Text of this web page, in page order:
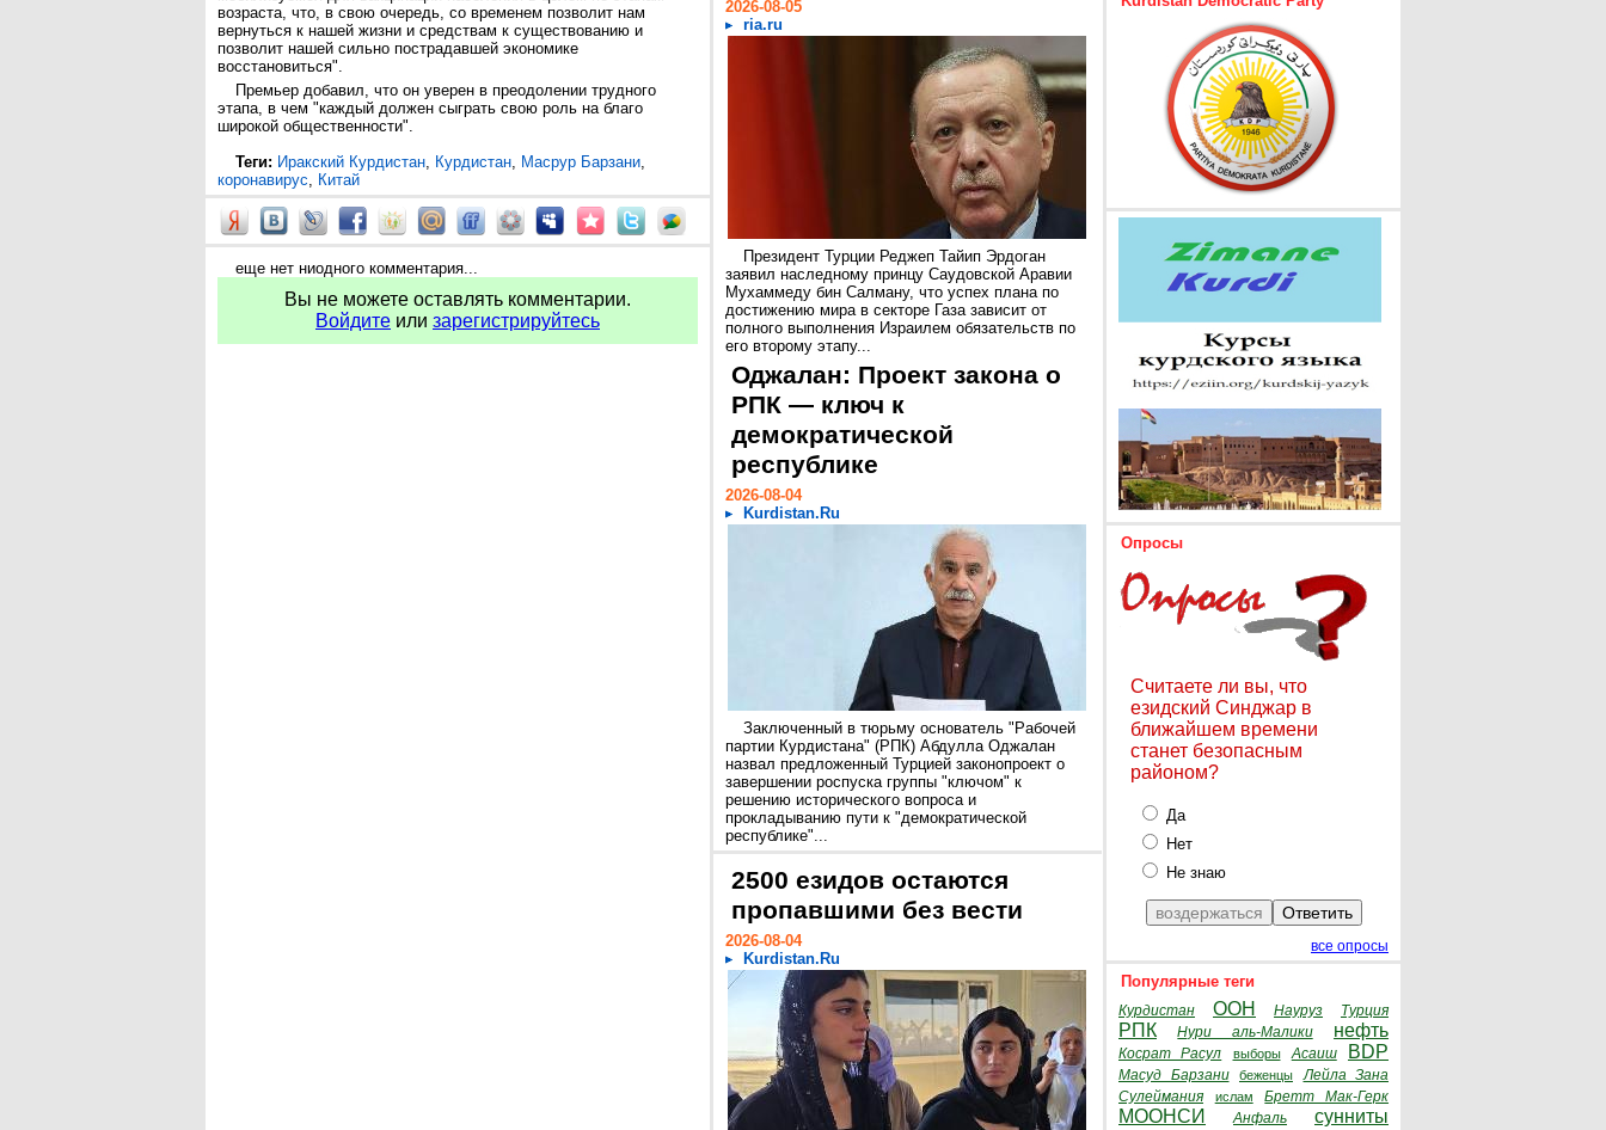
возраста, что, в свою очередь, со временем позволит нам
вернуться к нашей жизни и средствам к существованию и
позволит нашей сильно пострадавшей экономике
восстановиться".
Премьер добавил, что он уверен в преодолении трудного
этапа, в чем "каждый должен сыграть свою роль на благо
широкой общественности".
Теги: Иракский Курдистан, Курдистан, Масрур Барзани,
коронавирус, Китай
еще нет ниодного комментария...
Вы не можете оставлять комментарии.
Войдите или зарегистрируйтесь
2026-08-05
ria.ru
Президент Турции Реджеп Тайип Эрдоган
заявил наследному принцу Саудовской Аравии
Мухаммеду бин Салману, что успех плана по
достижению мира в секторе Газа зависит от
полного выполнения Израилем обязательств по
его второму этапу...
Оджалан: Проект закона о
РПК — ключ к
демократической
республике
2026-08-04
Kurdistan.Ru
Заключенный в тюрьму основатель "Рабочей
партии Курдистана" (РПК) Абдулла Оджалан
назвал предложенный Турцией законопроект о
завершении роспуска группы "ключом" к
решению исторического вопроса и
прокладыванию пути к "демократической
республике"...
2500 езидов остаются
пропавшими без вести
2026-08-04
Kurdistan.Ru
Опросы
Считаете ли вы, что
езидский Синджар в
ближайшем времени
станет безопасным
районом?
Да
Нет
Не знаю
все опросы
Популярные теги
Курдистан ООН Науруз Турция
РПК Нури аль-Малики нефть
Косрат Расул выборы Асаиш BDP
Масуд Барзани беженцы
Лейла Зана
Сулеймания
ислам Бретт Мак-Герк
МООНСИ Анфаль сунниты